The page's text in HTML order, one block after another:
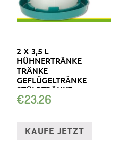
2 X 3,5 L
HÜHNERTRÄNKE
TRÄNKE
GEFLÜGELTRÄNKE
STÜLPTRÄNKE
KUNSTSTOFFTRÄNKE
€23.26
KAUFE JETZT